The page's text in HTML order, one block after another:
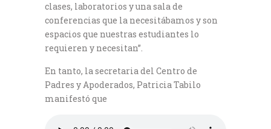
clases, laboratorios y una sala de
conferencias que la necesitábamos y son
espacios que nuestras estudiantes lo
requieren y necesitan”.
En tanto, la secretaria del Centro de
Padres y Apoderados, Patricia Tabilo
manifestó que